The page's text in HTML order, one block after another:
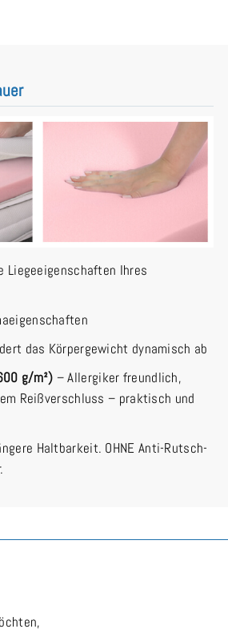
Ihres
das Körpergewicht dynamisch ab
g/m²) – Allergiker freundlich,
Reißverschluss – praktisch und
Haltbarkeit. OHNE Anti-Rutsch-